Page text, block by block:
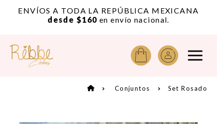
ENVÍOS A TODA LA REPÚBLICA MEXICANA
desde $160 en envío nacional.
Conjuntos Set Rosado